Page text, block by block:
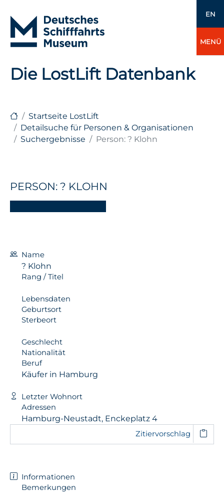
EN
MENÜ
Die LostLift Datenbank
Startseite LostLift
Detailsuche für Personen & Organisationen
Suchergebnisse
Person: ? Klohn
PERSON: ? KLOHN
Name
? Klohn
Rang / Titel
Lebensdaten
Geburtsort
Sterbeort
Geschlecht
Nationalität
Beruf
Käufer in Hamburg
Letzter Wohnort
Adressen
Hamburg-Neustadt, Enckeplatz 4
Zitiervorschlag
Informationen
Bemerkungen